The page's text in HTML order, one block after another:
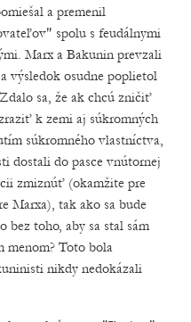
a premenil
spolu s feudálnymi
Marx a Bakunin prevzali
výsledok osudne poplietol
sa, že ak chcú zničiť
k zemi aj súkromných
súkromného vlastníctva,
dostali do pasce vnútornej
zmiznúť (okamžite pre
Marxa), tak ako sa bude
toho, aby sa stal sám
menom? Toto bola
nikdy nedokázali